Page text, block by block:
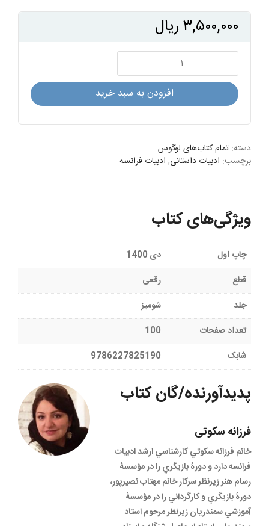
۳,۵۰۰,۰۰۰ریال
گذشت
عدد
افزودن به سبد خرید
دسته: تمام کتاب‌های لوگوس
برچسب: ادبیات داستانی, ادبیات فرانسه
ویژگی‌های کتاب
چاپ اول
دی 1400
قطع
رقعی
جلد
شومیز
تعداد صفحات
100
شابک
9786227825190
پدیدآورنده/گان کتاب
فرزانه سکوتی
خانم فرزانه سكوتي کارشناسي ارشد ادبيات
فرانسه دارد و دورۀ بازيگري را در مؤسسۀ
رسام هنر زيرنظر سركار خانم مهتاب نصيرپور،
دورۀ بازيگري و كارگرداني را در مؤسسۀ
آموزشي سمندريان زيرنظر مرحوم استاد